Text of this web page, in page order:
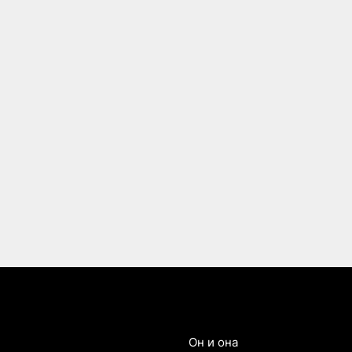
Он и она